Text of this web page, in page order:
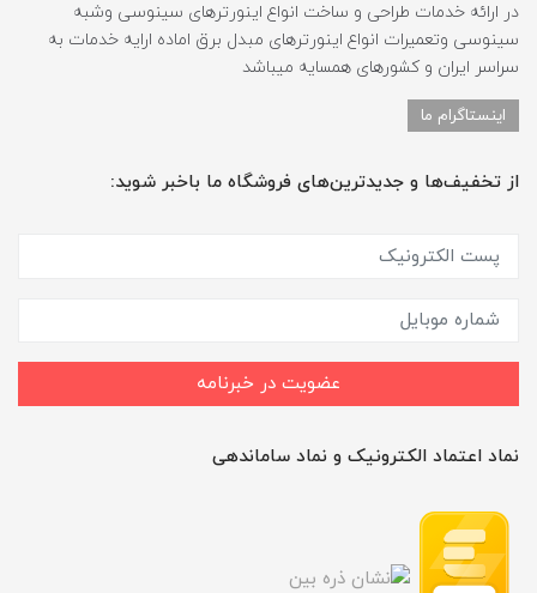
در ارائه خدمات طراحی و ساخت انواع اینورترهای سینوسی وشبه
سینوسی وتعمیرات انواع اینورترهای مبدل برق اماده ارایه خدمات به
سراسر ایران و کشورهای همسایه میباشد
اینستاگرام ما
از تخفیف‌ها و جدیدترین‌های فروشگاه ما باخبر شوید:
عضویت در خبرنامه
نماد اعتماد الکترونیک و نماد ساماندهی